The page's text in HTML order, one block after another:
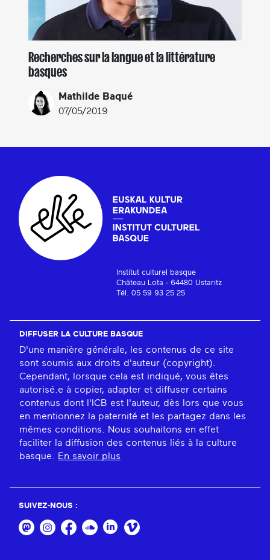
Recherches sur la langue et la littérature
basques
Mathilde Baqué
07/05/2019
Institut culturel basque
Château Lota - 64480 Ustaritz
Tél. 05 59 93 25 25
DIFFUSER LA CULTURE BASQUE
D'une manière générale, les contenus de ce site
sont soumis aux droits d'auteur (copyright).
Cependant, lorsque cela est indiqué, vous êtes
autorisé.e à copier, adapter et diffuser certains
contenus dont l'ICB est l'auteur, dès lors que vous
en mentionnez la paternité et les partagez dans les
mêmes conditions. Nous souhaitons en effet
faciliter la diffusion des contenus liés à la culture
basque. En savoir plus
SUIVEZ-NOUS :